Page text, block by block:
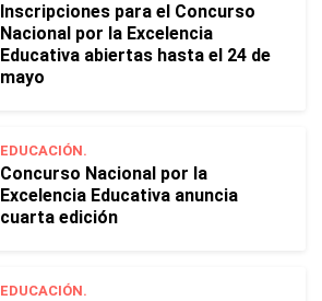
Inscripciones para el Concurso
Nacional por la Excelencia
Educativa abiertas hasta el 24 de
mayo
EDUCACIÓN.
Concurso Nacional por la
Excelencia Educativa anuncia
cuarta edición
EDUCACIÓN.